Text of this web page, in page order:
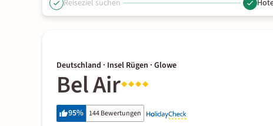
Reiseziel suchen
Deutschland · Insel Rügen · Glowe
Bel Air
95% 144 Bewertungen